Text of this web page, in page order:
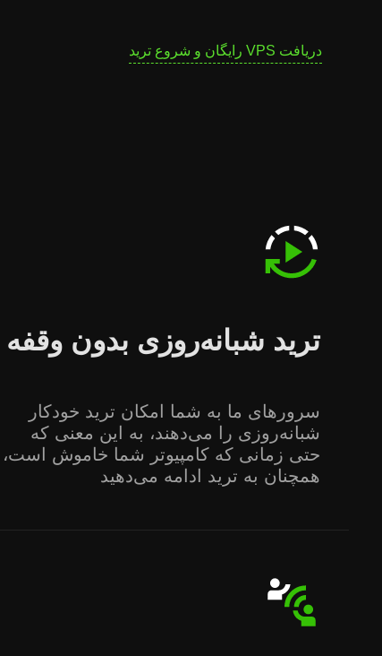
دریافت VPS رایگان و شروع ترید
ترید شبانه‌روزی بدون وقفه
سرورهای ما به شما امکان ترید خودکار
شبانه‌روزی را می‌دهند، به این معنی که
حتی زمانی که کامپیوتر شما خاموش است،
همچنان به ترید ادامه می‌دهید